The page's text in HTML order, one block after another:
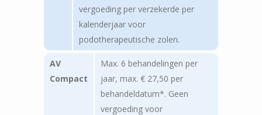
vergoeding per verzekerde per
kalenderjaar voor
podotherapeutische zolen.
AV
Compact
Max. 6 behandelingen per
jaar, max. € 27,50 per
behandeldatum*. Geen
vergoeding voor